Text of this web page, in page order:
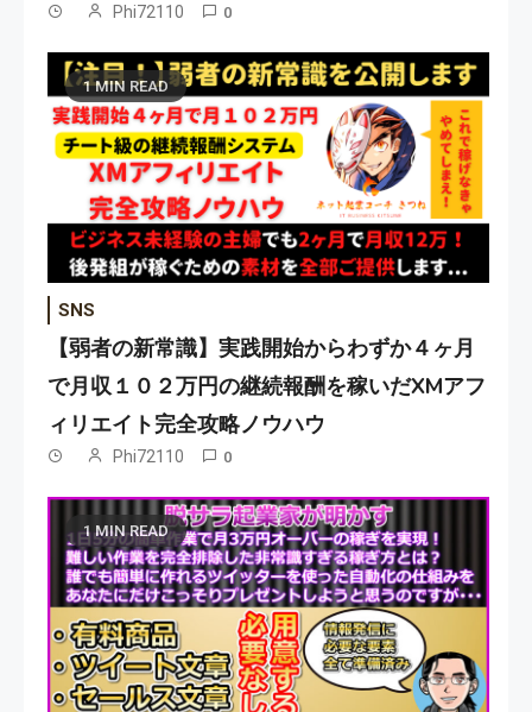
Phi72110 0
1 MIN READ
SNS
【弱者の新常識】実践開始からわずか４ヶ月
で月収１０２万円の継続報酬を稼いだXMアフ
ィリエイト完全攻略ノウハウ
Phi72110 0
1 MIN READ